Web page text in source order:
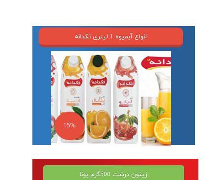
زیتون درشت 500گرم پونا
انواع آبمیوه 1 لیتری تکدانه
15%